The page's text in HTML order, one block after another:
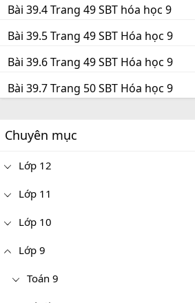
Bài 39.4 Trang 49 SBT hóa học 9
Bài 39.5 Trang 49 SBT Hóa học 9
Bài 39.6 Trang 49 SBT Hóa học 9
Bài 39.7 Trang 50 SBT Hóa học 9
Chuyên mục
Lớp 12
Lớp 11
Lớp 10
Lớp 9
Toán 9